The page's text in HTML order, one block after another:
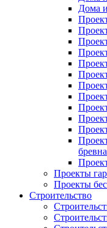
Дома
бревна
Проекты
Проекты
Строительство